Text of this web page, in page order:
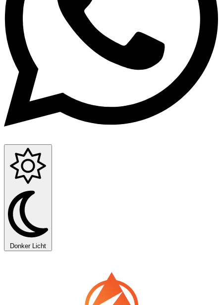
Donker Licht